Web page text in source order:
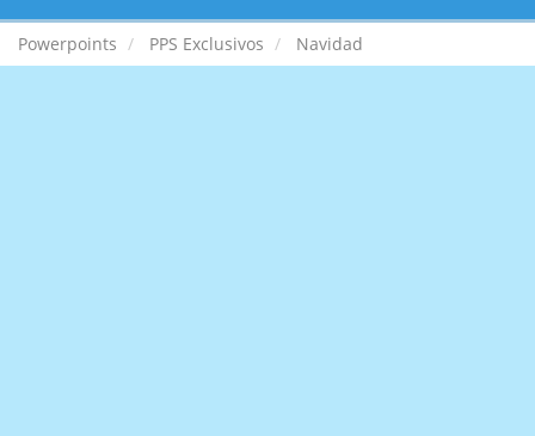
Powerpoints PPS Exclusivos Navidad